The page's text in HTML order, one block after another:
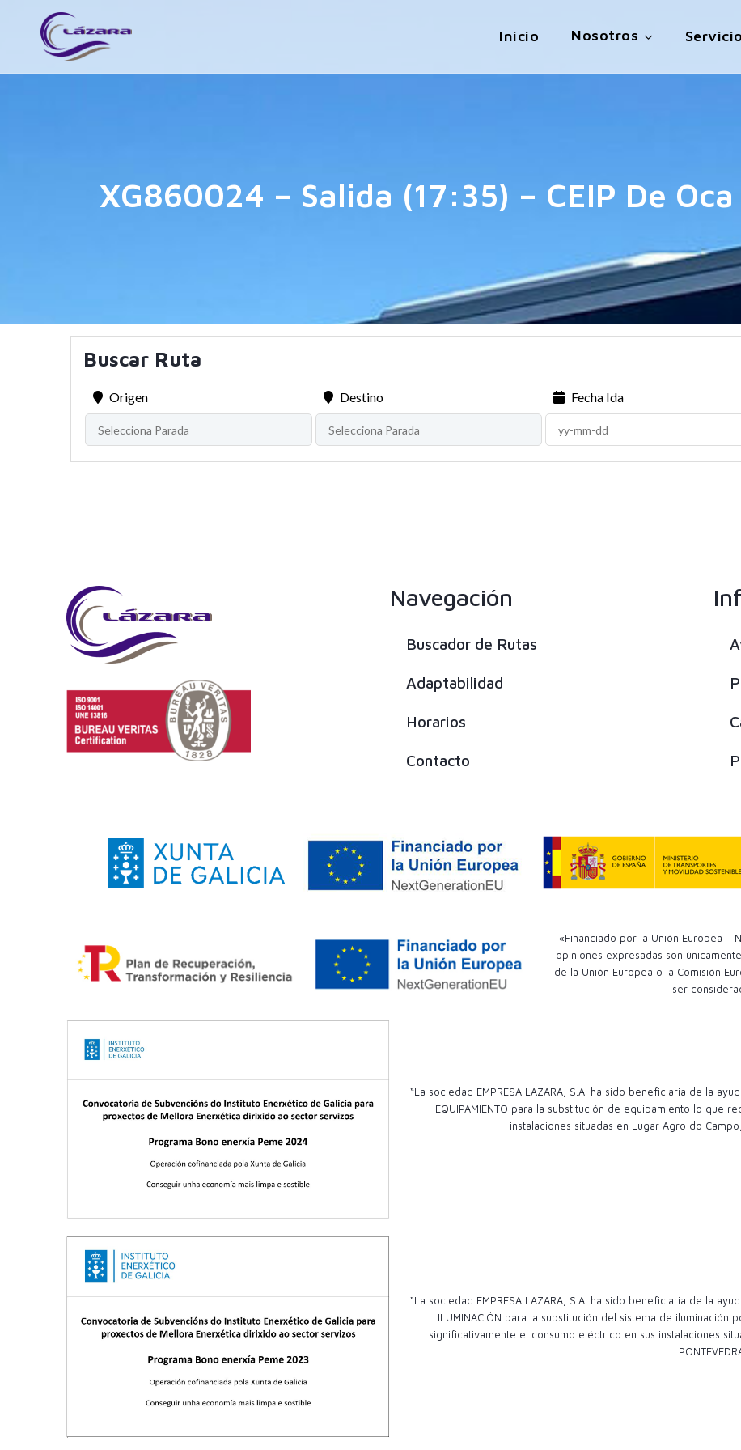
Inicio Nosotros
XG860024 – Salida (17:35) – CEIP De
Buscar Ruta
Origen Destino Fecha Ida
Navegación
Buscador de Rutas
Adaptabilidad
Horarios
Contacto
«Financiado por la Unión Europea –
opiniones expresadas son
de la Unión Europea o la Comisión
ser
“La sociedad EMPRESA LAZARA, S.A. ha sido beneficiaria de la
EQUIPAMIENTO para la substitución de equipamiento lo que
instalaciones situadas en Lugar Agro do
“La sociedad EMPRESA LAZARA, S.A. ha sido beneficiaria de la
ILUMINACIÓN para la substitución del sistema de
significativamente el consumo eléctrico en sus instalaciones